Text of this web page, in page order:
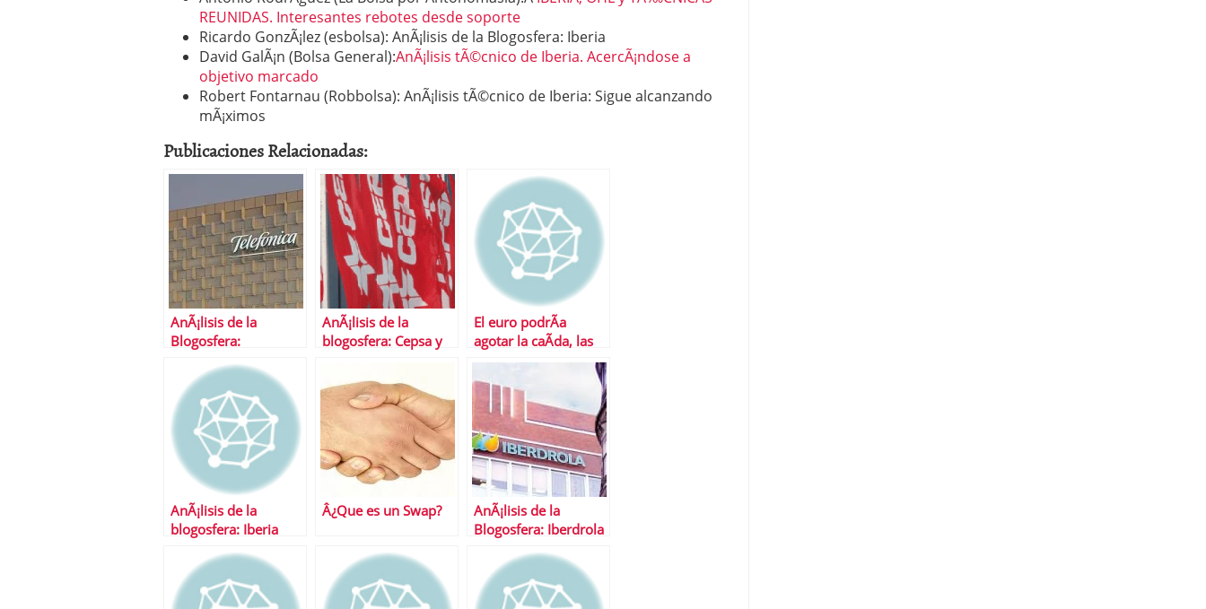
REUNIDAS. Interesantes rebotes desde soporte
Ricardo GonzÃ¡lez (esbolsa): AnÃ¡lisis de la Blogosfera: Iberia
David GalÃ¡n (Bolsa General):AnÃ¡lisis tÃ©cnico de Iberia. AcercÃ¡ndose a
objetivo marcado
Robert Fontarnau (Robbolsa): AnÃ¡lisis tÃ©cnico de Iberia: Sigue alcanzando
mÃ¡ximos
Publicaciones Relacionadas:
AnÃ¡lisis de la
Blogosfera:
dolar
AnÃ¡lisis de la
blogosfera: Cepsa y
El euro podrÃ­a
agotar la caÃ­da, las
bolsas una incÃ³gnita
AnÃ¡lisis de la
blogosfera: Iberia
Â¿Que es un Swap?
AnÃ¡lisis de la
Blogosfera: Iberdrola